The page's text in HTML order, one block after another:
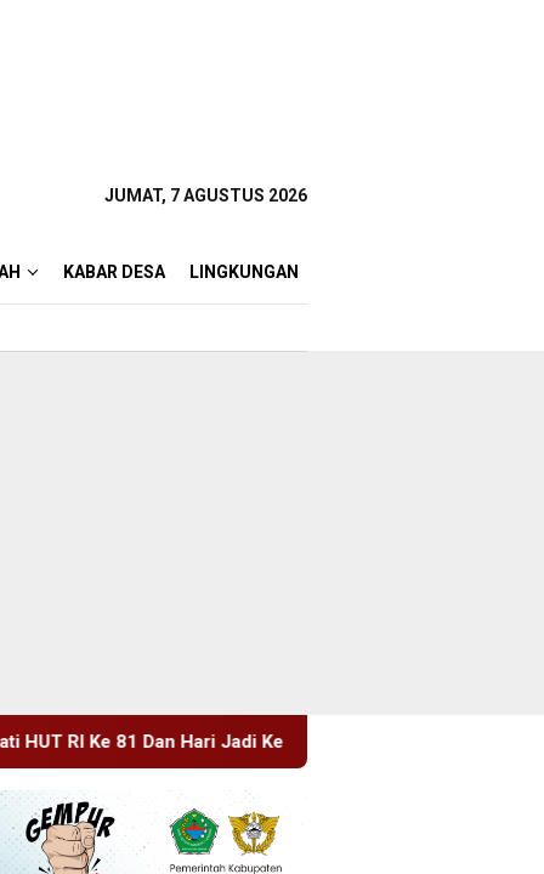
JUMAT, 7 AGUSTUS 2026
KABAR DESA LINGKUNGAN
702 Kabupaten Blitar, Dimeriahkan Artis Happy Asmara